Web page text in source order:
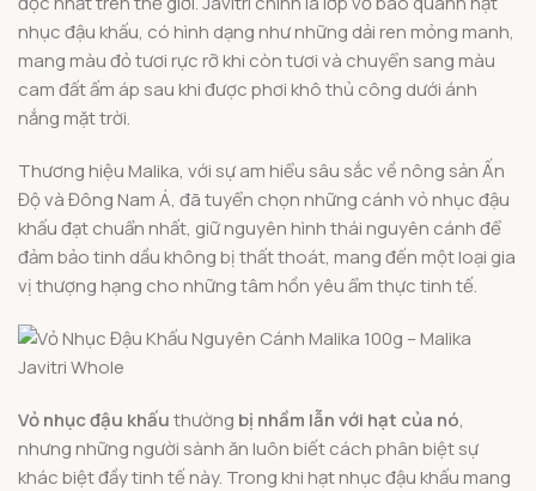
nhục đậu khấu, có hình dạng như những dải ren mỏng manh,
mang màu đỏ tươi rực rỡ khi còn tươi và chuyển sang màu
cam đất ấm áp sau khi được phơi khô thủ công dưới ánh
nắng mặt trời.
Thương hiệu Malika, với sự am hiểu sâu sắc về nông sản Ấn
Độ và Đông Nam Á, đã tuyển chọn những cánh vỏ nhục đậu
khấu đạt chuẩn nhất, giữ nguyên hình thái nguyên cánh để
đảm bảo tinh dầu không bị thất thoát, mang đến một loại gia
vị thượng hạng cho những tâm hồn yêu ẩm thực tinh tế.
Vỏ nhục đậu khấuthường bị nhầm lẫn với hạt của nó,
nhưng những người sành ăn luôn biết cách phân biệt sự
khác biệt đầy tinh tế này. Trong khi hạt nhục đậu khấu mang